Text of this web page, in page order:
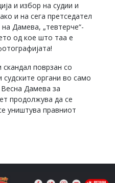
и избор на судии и
и на сега претседател
Дамева, „тевтерче“-
од кое што таа е
поврзан со
судските органи во само
Дамева за
продолжува да се
уништува правниот